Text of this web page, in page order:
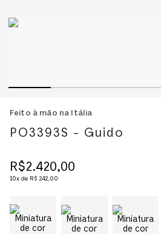
Feito à mão na Itália
PO3393S - Guido
R$2.420,00
10x de R$ 242,00